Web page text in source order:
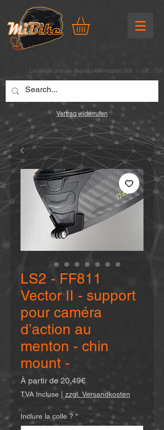
Livraison gratuite depuis l’Allemagne : 50€ UE : 75€
Vertrag widerrufen
LS2 - FF811
Vector II - support
pour caméra
d’action au
menton - chin
mount -
À partir de 20,49€Prix
promotionnel
TVA Incluse zzgl. Versandkosten
Inclure la colle ? *